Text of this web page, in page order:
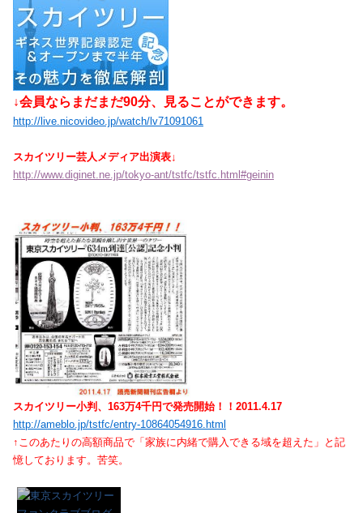
↓会員ならまだまだ90分、見ることができます。
http://live.nicovideo.jp/watch/lv71091061
スカイツリー芸人メディア出演表↓
http://www.diginet.ne.jp/tokyo-ant/tstfc/tstfc.html#geinin
スカイツリー小判、163万4千円で発売開始！！2011.4.17
http://ameblo.jp/tstfc/entry-10864054916.html
↑このあたりの高額商品で「家族に内緒で購入できる域を超えた」と記
憶しております。苦笑。